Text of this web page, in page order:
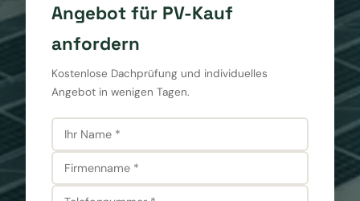
Angebot für PV-Kauf
anfordern
Kostenlose Dachprüfung und individuelles
Angebot in wenigen Tagen.